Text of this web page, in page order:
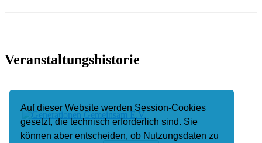
Auf dieser Website werden Session-Cookies
gesetzt, die technisch erforderlich sind. Sie
können aber entscheiden, ob Nutzungsdaten zu
Veranstaltungshistorie